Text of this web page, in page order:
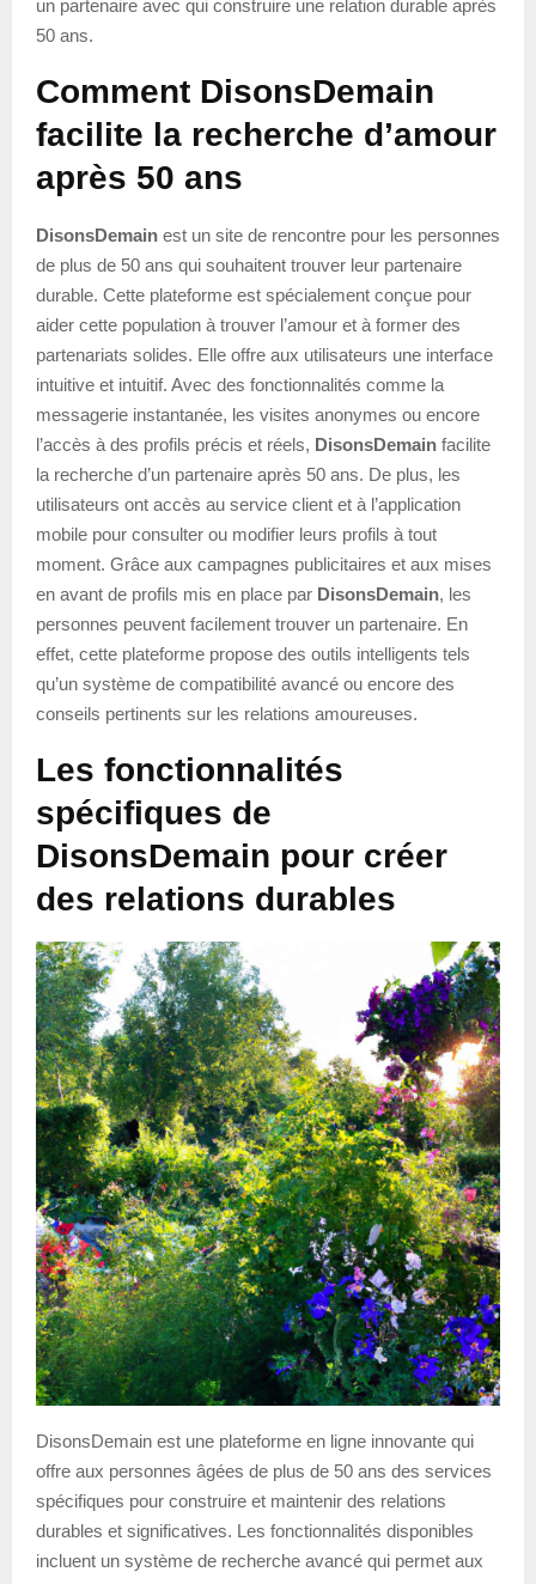
un partenaire avec qui construire une relation durable après
50 ans.
Comment DisonsDemain
facilite la recherche d’amour
après 50 ans
DisonsDemain est un site de rencontre pour les personnes
de plus de 50 ans qui souhaitent trouver leur partenaire
durable. Cette plateforme est spécialement conçue pour
aider cette population à trouver l’amour et à former des
partenariats solides. Elle offre aux utilisateurs une interface
intuitive et intuitif. Avec des fonctionnalités comme la
messagerie instantanée, les visites anonymes ou encore
l’accès à des profils précis et réels, DisonsDemain facilite
la recherche d’un partenaire après 50 ans. De plus, les
utilisateurs ont accès au service client et à l’application
mobile pour consulter ou modifier leurs profils à tout
moment. Grâce aux campagnes publicitaires et aux mises
en avant de profils mis en place par DisonsDemain, les
personnes peuvent facilement trouver un partenaire. En
effet, cette plateforme propose des outils intelligents tels
qu’un système de compatibilité avancé ou encore des
conseils pertinents sur les relations amoureuses.
Les fonctionnalités
spécifiques de
DisonsDemain pour créer
des relations durables
DisonsDemain est une plateforme en ligne innovante qui
offre aux personnes âgées de plus de 50 ans des services
spécifiques pour construire et maintenir des relations
durables et significatives. Les fonctionnalités disponibles
incluent un système de recherche avancé qui permet aux